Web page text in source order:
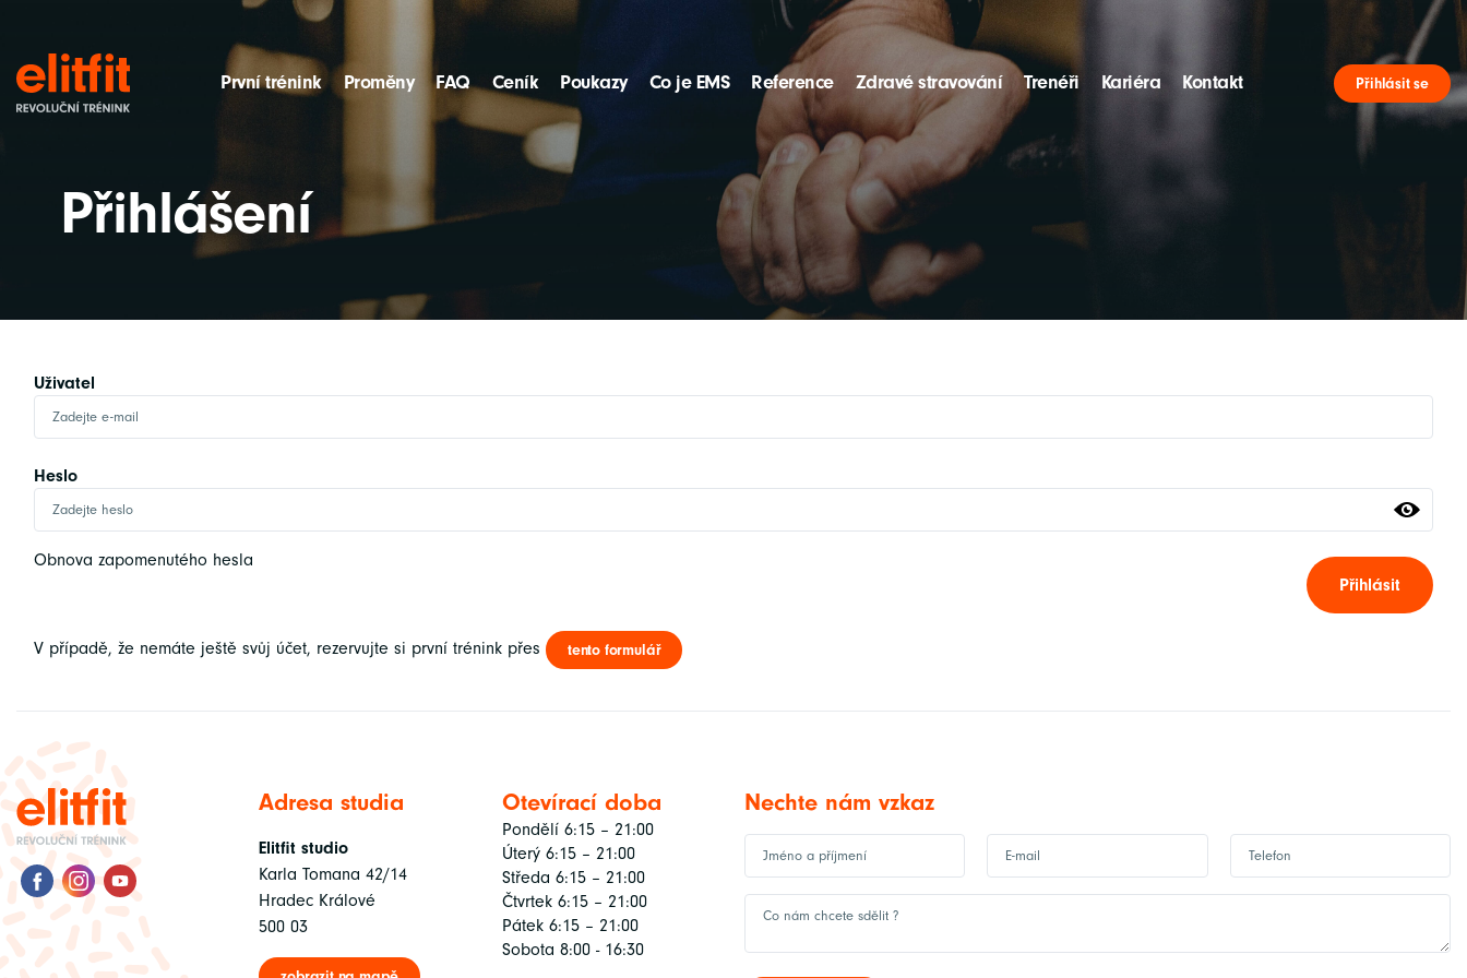
První trénink Proměny FAQ Ceník Poukazy Co je EMS Reference Zdravé stravování Trenéři Kariéra Kontakt Přihlásit se
Přihlášení
Uživatel
Heslo
Obnova zapomenutého hesla
Přihlásit
V případě, že nemáte ještě svůj účet, rezervujte si první trénink přes tento formulář
Adresa studia
Elitfit studio
Karla Tomana 42/14
Hradec Králové
500 03
Otevírací doba
Pondělí 6:15 – 21:00
Úterý 6:15 – 21:00
Středa 6:15 – 21:00
Čtvrtek 6:15 – 21:00
Pátek 6:15 – 21:00
Sobota 8:00 - 16:30
Nechte nám vzkaz